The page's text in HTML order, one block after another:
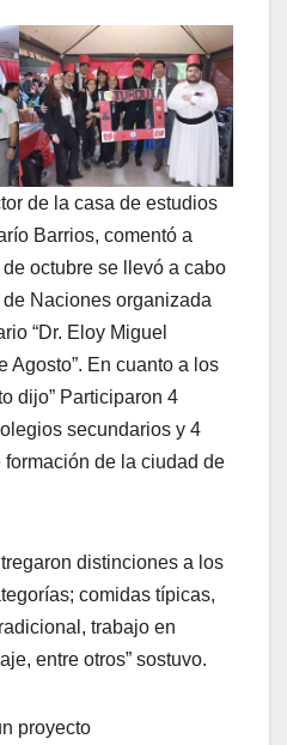
de la casa de estudios
Barrios, comentó a
octubre se llevó a cabo
Naciones organizada
“Dr. Eloy Miguel
Agosto”. En cuanto a los
dijo” Participaron 4
secundarios y 4
de la ciudad de
distinciones a los
comidas típicas,
trabajo en
entre otros” sostuvo.
proyecto